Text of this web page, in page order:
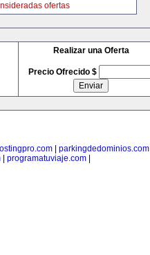
ofertas
Realizar una Oferta
Precio Ofrecido $
| parkingdedominios.com|
| programatuviaje.com|